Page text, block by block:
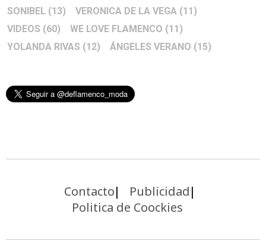
SONIBEL (13) VERONICA DE LA VEGA (11)
VIDEOS (60) WE LOVE FLAMENCO (11)
YOLANDA RIVAS (12) ÁNGELES VERANO (15)
Contacto
Publicidad
Politica de Coockies